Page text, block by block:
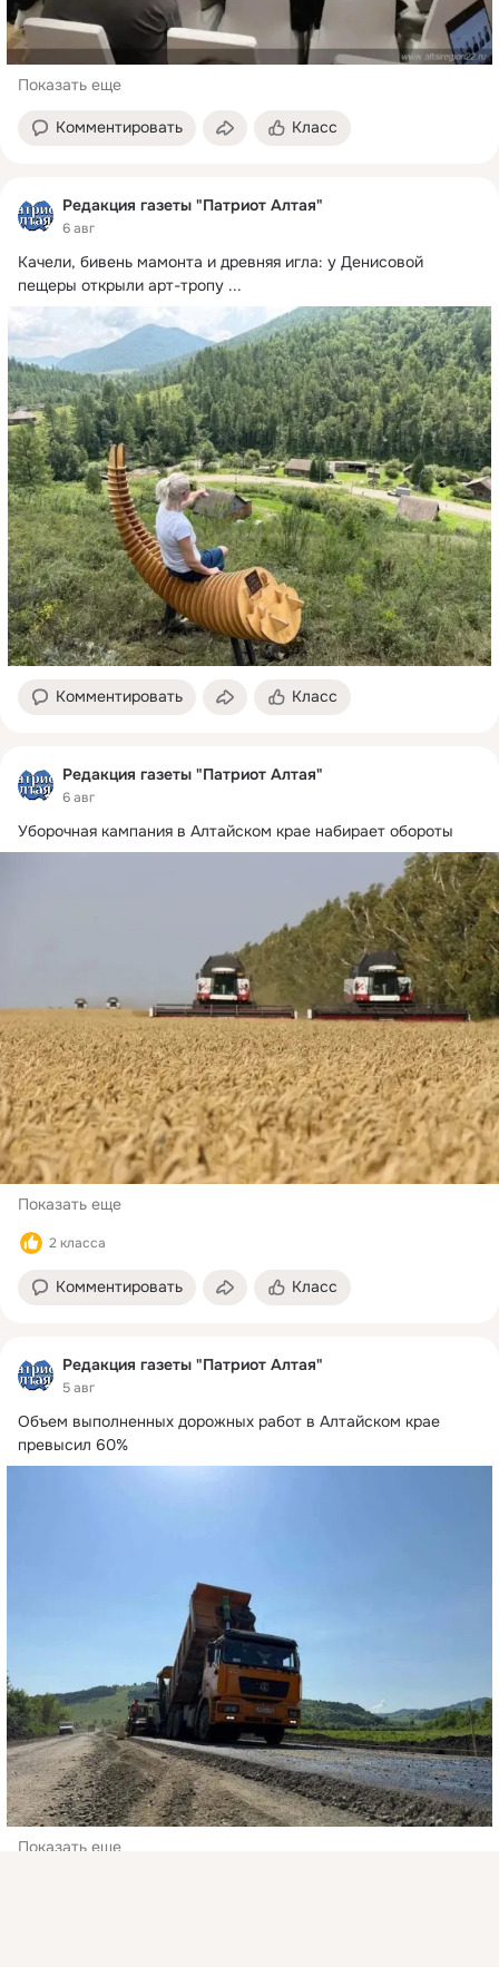
Показать еще
Комментировать Класс
Редакция газеты "Патриот Алтая"
6 авг
Качели, бивень мамонта и древняя игла: у Денисовой
пещеры открыли арт-тропу ...
Комментировать Класс
Редакция газеты "Патриот Алтая"
6 авг
Уборочная кампания в Алтайском крае набирает обороты
Показать еще
2 класса
Комментировать Класс
Редакция газеты "Патриот Алтая"
5 авг
Объем выполненных дорожных работ в Алтайском крае
превысил 60%
Показать еще